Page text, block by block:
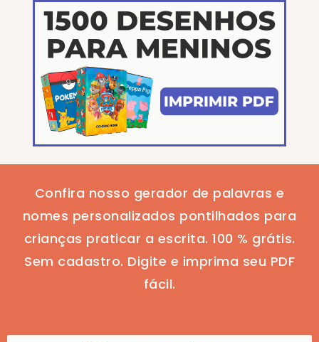
Confira nosso gerador de palavras e
nomes personalizados pontilhados para
crianças praticar a escrita. 100 % grátis.
Sem cadastro. Digite e imprima seu PDF
fácil.